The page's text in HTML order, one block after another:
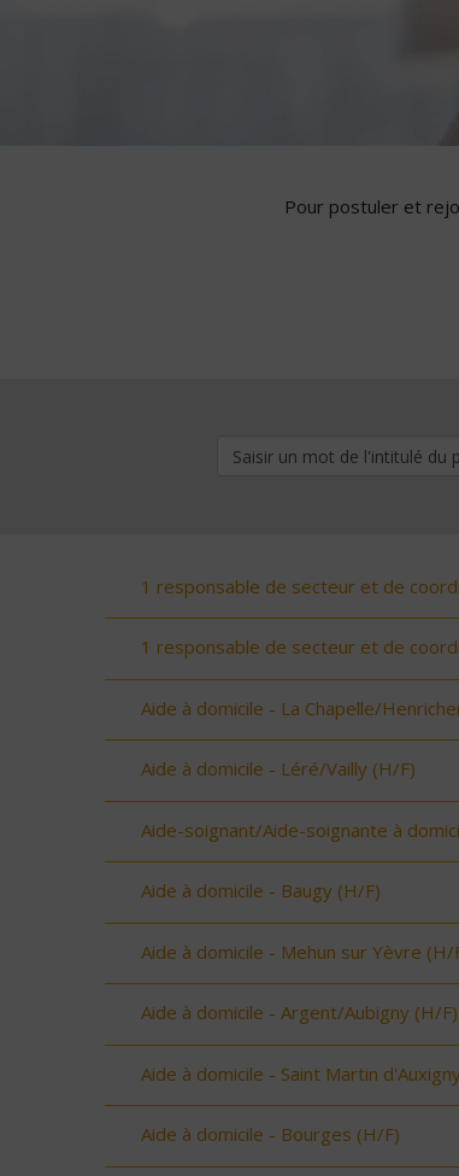
Pour postuler et
1 responsable de secteur et de
1 responsable de secteur et de
Aide à domicile - La Chapelle/
Aide à domicile - Léré/Vailly (H/F)
Aide-soignant/Aide-soignante à
Aide à domicile - Baugy (H/F)
Aide à domicile - Mehun sur Yèvre (H/
Aide à domicile - Argent/Aubigny (H/F)
Aide à domicile - Saint Martin
Aide à domicile - Bourges (H/F)